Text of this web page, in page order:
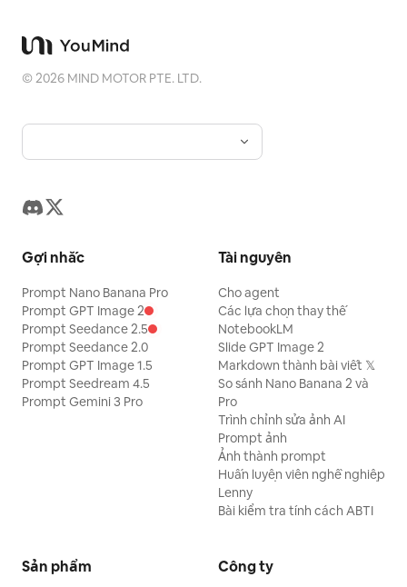
©2026 MIND MOTOR PTE. LTD.
Gợi nhắc
Prompt Nano Banana Pro
Prompt GPT Image 2
Prompt Seedance 2.5
Prompt Seedance 2.0
Prompt GPT Image 1.5
Prompt Seedream 4.5
Prompt Gemini 3 Pro
Tài nguyên
Cho agent
Các lựa chọn thay thế
NotebookLM
Slide GPT Image 2
Markdown thành bài viết 𝕏
So sánh Nano Banana 2 và
Pro
Trình chỉnh sửa ảnh AI
Prompt ảnh
Ảnh thành prompt
Huấn luyện viên nghề nghiệp
Lenny
Bài kiểm tra tính cách ABTI
Sản phẩm Công ty